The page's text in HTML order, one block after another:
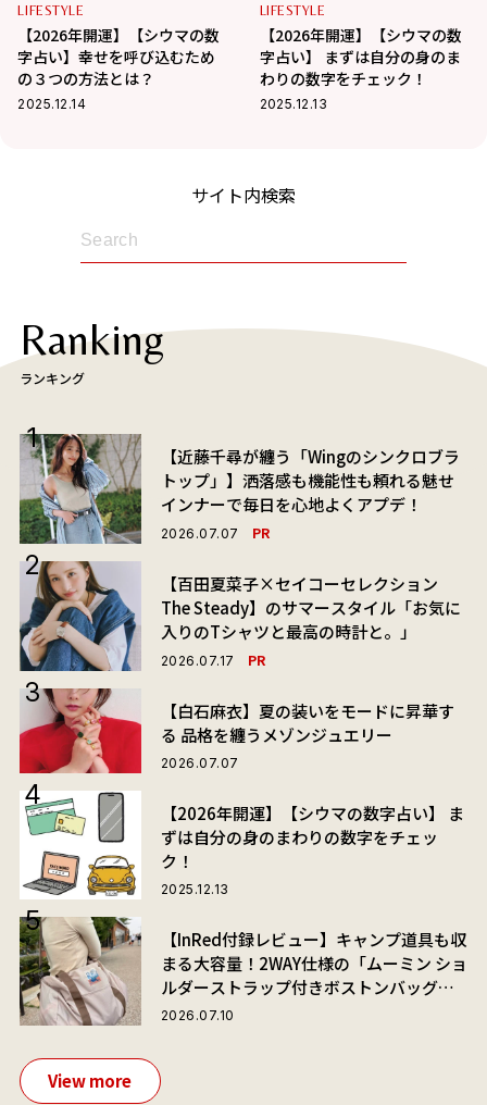
LIFESTYLE
【2026年開運】【シウマの数
字占い】幸せを呼び込むため
の３つの方法とは？
2025.12.14
LIFESTYLE
【2026年開運】【シウマの数
字占い】 まずは自分の身のま
わりの数字をチェック！
2025.12.13
サイト内検索
Ranking
ランキング
【近藤千尋が纏う「Wingのシンクロブラ
トップ」】洒落感も機能性も頼れる魅せ
インナーで毎日を心地よくアプデ！
2026.07.07 PR
【百田夏菜子×セイコーセレクション
The Steady】のサマースタイル「お気に
入りのTシャツと最高の時計と。」
2026.07.17 PR
【白石麻衣】夏の装いをモードに昇華す
る 品格を纏うメゾンジュエリー
2026.07.07
【2026年開運】【シウマの数字占い】 ま
ずは自分の身のまわりの数字をチェッ
ク！
2025.12.13
【InRed付録レビュー】キャンプ道具も収
まる大容量！2WAY仕様の「ムーミン ショ
ルダーストラップ付きボストンバッグ」
が夏旅におすすめな理由
2026.07.10
View more